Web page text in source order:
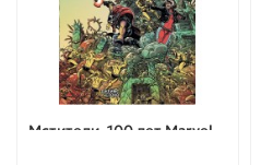
Мстители. 100 лет Marvel